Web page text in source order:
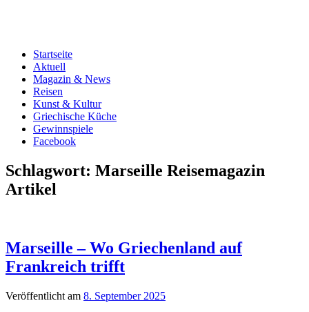
Startseite
Aktuell
Magazin & News
Reisen
Kunst & Kultur
Griechische Küche
Gewinnspiele
Facebook
Schlagwort: Marseille Reisemagazin
Artikel
Marseille – Wo Griechenland auf
Frankreich trifft
Veröffentlicht am 8. September 2025